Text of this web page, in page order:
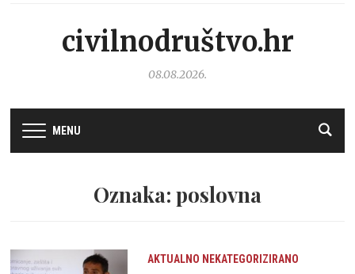
civilnodruštvo.hr
08.08.2026.
MENU
Oznaka: poslovna
AKTUALNO NEKATEGORIZIRANO